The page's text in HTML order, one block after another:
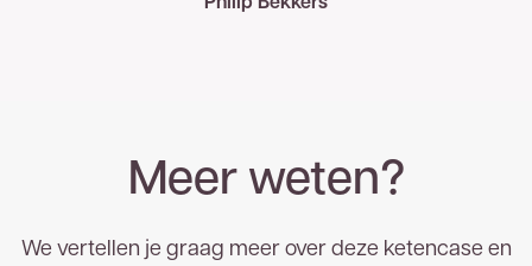
Meer weten?
We vertellen je graag meer over deze ketencase en